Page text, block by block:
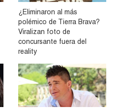
¿Eliminaron al más
polémico de Tierra Brava?
Viralizan foto de
concursante fuera del
reality